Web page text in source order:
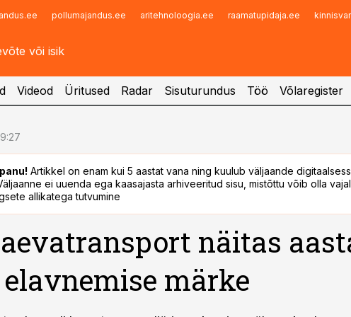
pollumajandus.ee aritehnoloogia.ee raamatupidaja.ee
Infopank
Videod Üritused Radar Sisuturundus Töö Võlaregister
Artikkel on enam kui 5 aastat vana ning kuulub väljaande
ei uuenda ega kaasajasta arhiveeritud sisu, mistõttu võib olla
allikatega tutvumine
näitas
märke